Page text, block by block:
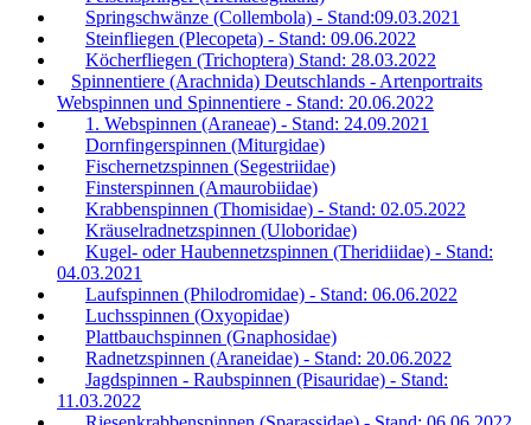
Springschwänze (Collembola) - Stand:09.03.2021
Steinfliegen (Plecopeta) - Stand: 09.06.2022
Köcherfliegen (Trichoptera) Stand: 28.03.2022
Spinnentiere (Arachnida) Deutschlands - Artenportraits
Webspinnen und Spinnentiere - Stand: 20.06.2022
1. Webspinnen (Araneae) - Stand: 24.09.2021
Dornfingerspinnen (Miturgidae)
Fischernetzspinnen (Segestriidae)
Finsterspinnen (Amaurobiidae)
Krabbenspinnen (Thomisidae) - Stand: 02.05.2022
Kräuselradnetzspinnen (Uloboridae)
Kugel- oder Haubennetzspinnen (Theridiidae) - Stand:
04.03.2021
Laufspinnen (Philodromidae) - Stand: 06.06.2022
Luchsspinnen (Oxyopidae)
Plattbauchspinnen (Gnaphosidae)
Radnetzspinnen (Araneidae) - Stand: 20.06.2022
Jagdspinnen - Raubspinnen (Pisauridae) - Stand:
11.03.2022